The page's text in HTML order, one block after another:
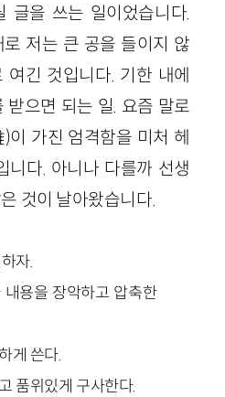
글을 쓰는 일이었습니다.
저는 큰 공을 들이지 않
여긴 것입니다. 기한 내에
받으면 되는 일. 요즘 말로
이 가진 엄격함을 미처 헤
니다. 아니나 다를까 선생
것이 날아왔습니다.
자.
용을 장악하고 압축한
게 쓴다.
품위있게 구사한다.